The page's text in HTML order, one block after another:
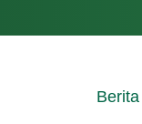
Berita